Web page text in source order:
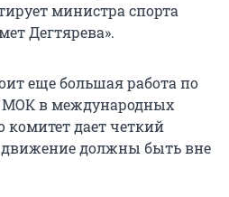
министра спорта
Дегтярева».
еще большая работа по
в международных
комитет дает четкий
движение должны быть вне